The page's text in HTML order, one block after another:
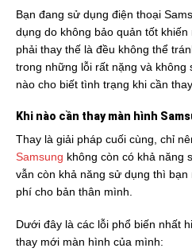
Bạn đang sử dụng điện thoại
dụng do không bảo quản tốt
phải thay thế là đều không thể
trong những lỗi rất nặng và
nào cho biết tình trạng khi cần
Khi nào cần thay màn hình
Thay là giải pháp cuối cùng, chỉ
Samsung không còn có khả năng
vẫn còn khả năng sử dụng thì
phí cho bản thân mình.
Dưới đây là các lỗi phổ biến nhất
thay mới màn hình của mình: